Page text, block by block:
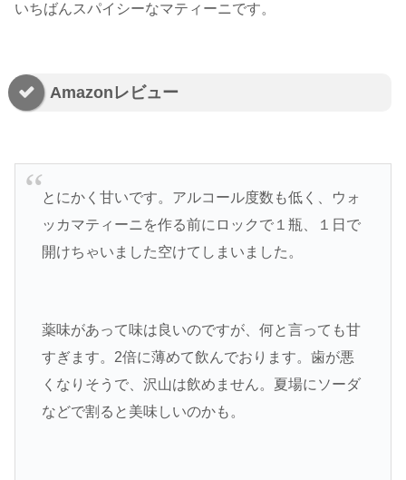
いちばんスパイシーなマティーニです。
Amazonレビュー
とにかく甘いです。アルコール度数も低く、ウォ
ッカマティーニを作る前にロックで１瓶、１日で
開けちゃいました空けてしまいました。
薬味があって味は良いのですが、何と言っても甘
すぎます。2倍に薄めて飲んでおります。歯が悪
くなりそうで、沢山は飲めません。夏場にソーダ
などで割ると美味しいのかも。